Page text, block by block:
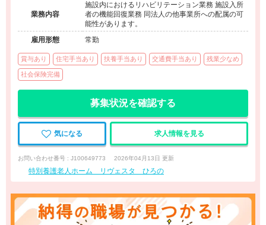
業務内容
施設内におけるリハビリテーション業務 施設入所
者の機能回復業務 同法人の他事業所への配属の可
能性があります。
雇用形態
常勤
賞与あり 住宅手当あり 扶養手当あり 交通費手当あり 残業少なめ
社会保険完備
募集状況を確認する
気になる 求人情報を見る
お問い合わせ番号 : J100649773 2026年04月13日 更新
特別養護老人ホーム リヴェスタ ひろの